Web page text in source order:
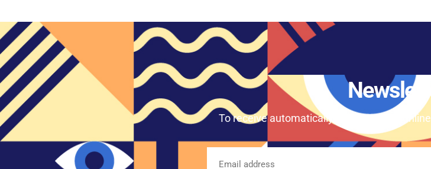
To receive automatically our magazine